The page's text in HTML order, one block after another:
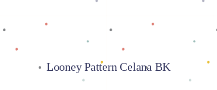
Looney Pattern Celana BK